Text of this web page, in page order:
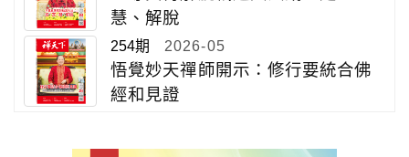
慧、解脫
254期 2026-05
悟覺妙天禪師開示：修行要統合佛
經和見證